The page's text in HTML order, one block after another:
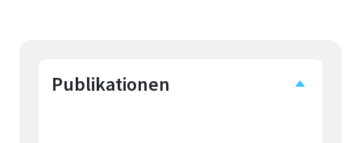
Publikationen